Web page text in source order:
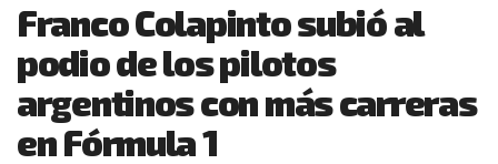
Franco Colapinto subió al
podio de los pilotos
argentinos con más carreras
en Fórmula 1